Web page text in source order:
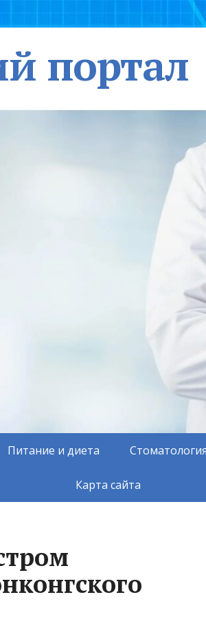
портал
Питание и диета Стоматология
Карта сайта